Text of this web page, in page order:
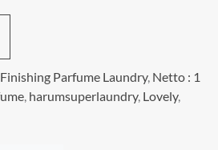
Finishing Parfume Laundry, Netto : 1
, harumsuperlaundry, Lovely,